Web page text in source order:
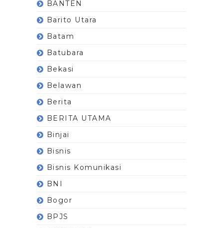
BANTEN
Barito Utara
Batam
Batubara
Bekasi
Belawan
Berita
BERITA UTAMA
Binjai
Bisnis
Bisnis Komunikasi
BNI
Bogor
BPJS